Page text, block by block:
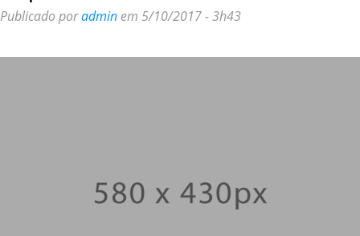
Publicado poradmin em 5/10/2017 - 3h43